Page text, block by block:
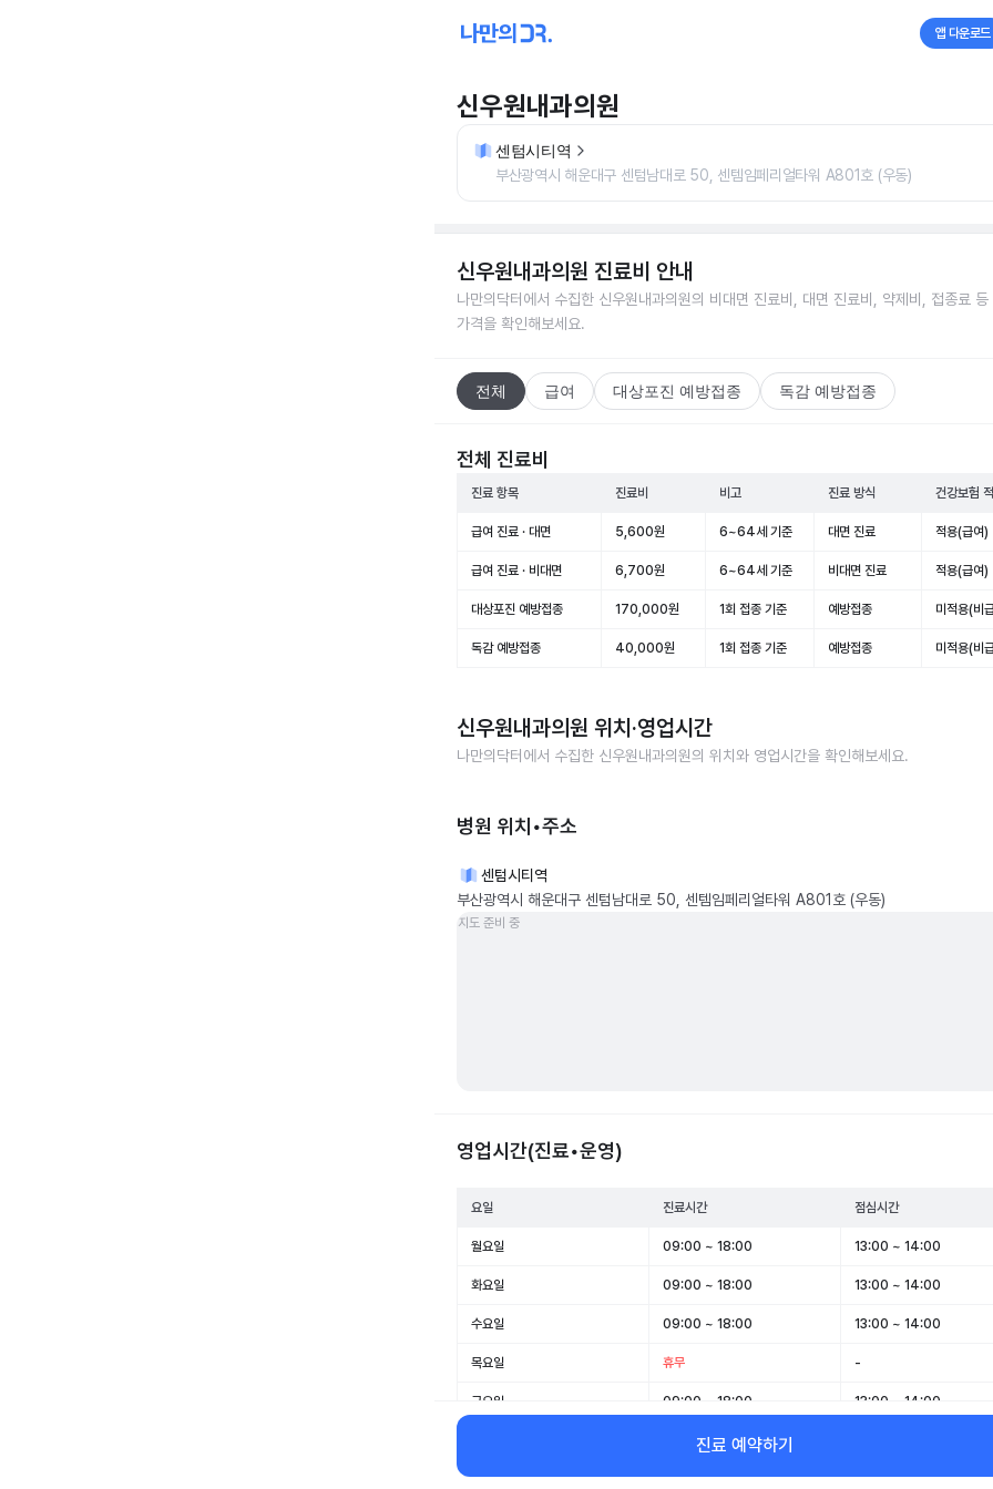
앱 다운로드
신우원내과의원
센텀시티역
부산광역시 해운대구 센텀남대로 50, 센템임페리얼타워 A801호 (우동)
신우원내과의원 진료비 안내
나만의닥터에서 수집한 신우원내과의원의 비대면 진료비, 대면 진료비, 약제비, 접종료 등
가격을 확인해보세요.
전체 급여 대상포진 예방접종 독감 예방접종
전체 진료비
진료 항목 진료비 비고 진료 방식 건강보험
급여 진료 · 대면 5,600원 6~64세 기준 대면 진료 적용(급여)
급여 진료 · 비대면 6,700원 6~64세 기준 비대면 진료 적용(급여)
대상포진 예방접종 170,000원 1회 접종 기준 예방접종 미적용(비
독감 예방접종 40,000원 1회 접종 기준 예방접종 미적용(비
신우원내과의원 위치·영업시간
나만의닥터에서 수집한 신우원내과의원의 위치와 영업시간을 확인해보세요.
병원 위치•주소
센텀시티역
부산광역시 해운대구 센텀남대로 50, 센템임페리얼타워 A801호 (우동)
지도 준비 중
영업시간(진료•운영)
요일 진료시간 점심시간
월요일 09:00 ~ 18:00 13:00 ~ 14:00
화요일 09:00 ~ 18:00 13:00 ~ 14:00
수요일 09:00 ~ 18:00 13:00 ~ 14:00
목요일 휴무 -
금요일 09:00 ~ 18:00 13:00 ~ 14:00
09:00 ~ 13:00
일요일 휴무 -
진료 예약하기